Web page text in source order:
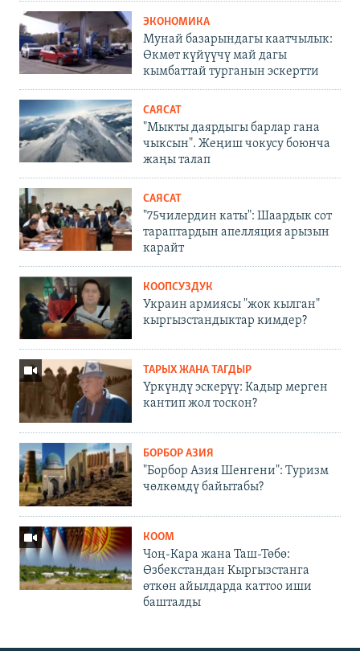
ЭКОНОМИКА
Мунай базарындагы каатчылык:
Өкмөт күйүүчү май дагы
кымбаттай турганын эскертти
САЯСАТ
"Мыкты даярдыгы барлар гана
чыксын". Жеңиш чокусу боюнча
жаңы талап
САЯСАТ
"75чилердин каты": Шаардык сот
тараптардын апелляция арызын
карайт
КООПСУЗДУК
Украин армиясы "жок кылган"
кыргызстандыктар кимдер?
ТАРЫХ ЖАНА ТАГДЫР
Үркүндү эскерүү: Кадыр мерген
кантип жол тоскон?
БОРБОР АЗИЯ
"Борбор Азия Шенгени": Туризм
чөлкөмдү байытабы?
КООМ
Чоң-Кара жана Таш-Төбө:
Өзбекстандан Кыргызстанга
өткөн айылдарда каттоо иши
башталды